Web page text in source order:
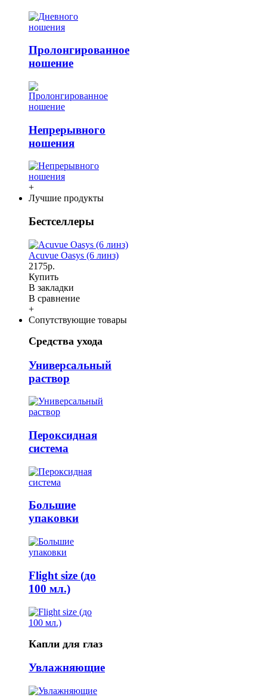
Пролонгированное
ношение
Непрерывного
ношения
+
Лучшие продукты
Бестселлеры
Acuvue Oasys (6 линз)
2175р.
Купить
В закладки
В сравнение
+
Сопутствующие товары
Средства ухода
Универсальный
раствор
Пероксидная
система
Большие
упаковки
Flight size (до
100 мл.)
Капли для глаз
Увлажняющие